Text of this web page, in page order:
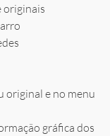
originais
original e no menu
gráfica dos